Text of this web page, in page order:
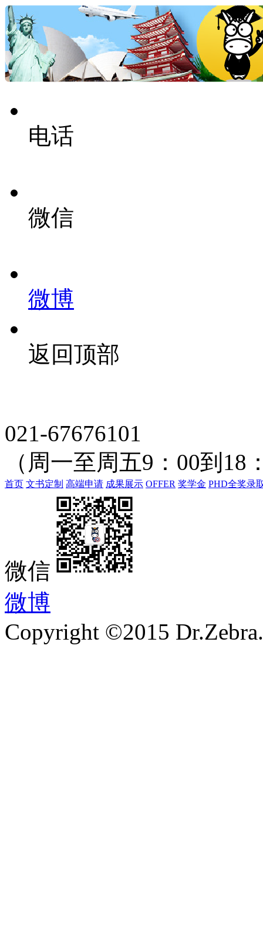
电话
微信
微博
返回顶部
021-67676101
（周一至周五9：00到18
首页 文书定制 高端申请 成果展示 OFFER 奖学金 PHD全奖录
微信
微博
Copyright ©2015